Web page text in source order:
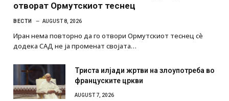
отворат Ормутскиот теснец
ВЕСТИ AUGUST 8, 2026
Иран нема повторно да го отвори Ормутскиот теснец сè
додека САД не ја променат својата…
Триста илјади жртви на злоупотреба во
француските цркви
AUGUST 7, 2026